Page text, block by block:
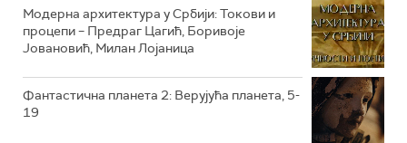
РТС ЖИВОТ
РТС КОЛО
Модерна архитектура у Србији: Токови и
процепи – Предраг Цагић, Боривоје
Јовановић, Милан Лојаница
Фантастична планета 2: Верујућа планета, 5-
19